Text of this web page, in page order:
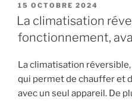
pratique
et
POSTED
ON
15 OCTOBRE 2024
La climatisation
fonctionnement,
La climatisation
qui permet de chauffer et
avec un seul appareil. De